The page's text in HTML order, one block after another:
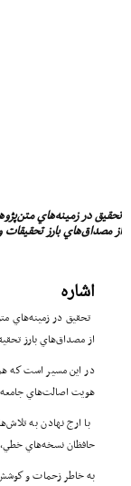
تحقيق در زمينه‌هاي
از مصداق‌هاي بارز
اشاره
تحقيق در زمينه‌هاي
از مصداق‌هاي بارز
در اين مسير است كه
هويت اصالت‌هاي
با ارج نهادن به
حافظان نسخه‌هاي خطي،
به خاطر زحمات و